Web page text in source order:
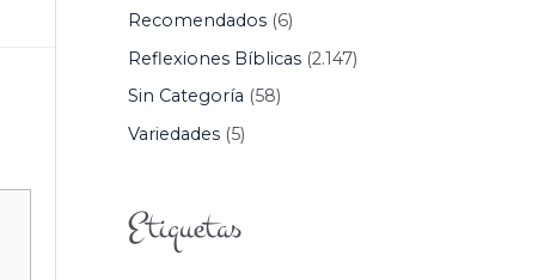
Recomendados(6)
Reflexiones Bíblicas(2.147)
Sin Categoría (58)
Variedades(5)
Etiquetas